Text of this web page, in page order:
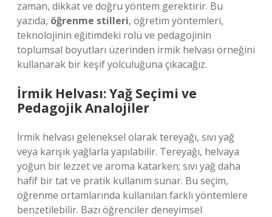
zaman, dikkat ve doğru yöntem gerektirir. Bu
yazıda, öğrenme stilleri, öğretim yöntemleri,
teknolojinin eğitimdeki rolü ve pedagojinin
toplumsal boyutları üzerinden irmik helvası örneğini
kullanarak bir keşif yolculuğuna çıkacağız.
İrmik Helvası: Yağ Seçimi ve
Pedagojik Analojiler
İrmik helvası geleneksel olarak tereyağı, sıvı yağ
veya karışık yağlarla yapılabilir. Tereyağı, helvaya
yoğun bir lezzet ve aroma katarken; sıvı yağ daha
hafif bir tat ve pratik kullanım sunar. Bu seçim,
öğrenme ortamlarında kullanılan farklı yöntemlere
benzetilebilir. Bazı öğrenciler deneyimsel